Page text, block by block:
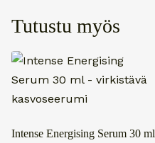
Tutustu myös
Intense Energising Serum 30 ml